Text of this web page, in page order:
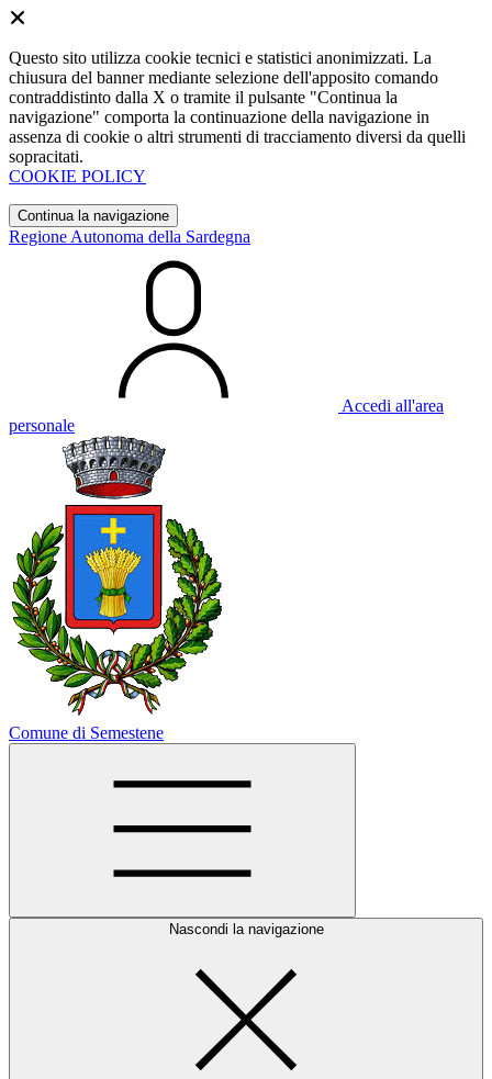
Questo sito utilizza cookie tecnici e statistici anonimizzati. La
chiusura del banner mediante selezione dell'apposito comando
contraddistinto dalla X o tramite il pulsante "Continua la
navigazione" comporta la continuazione della navigazione in
assenza di cookie o altri strumenti di tracciamento diversi da quelli
sopracitati.
COOKIE POLICY
Continua la navigazione
Regione Autonoma della Sardegna
Accedi all'area
personale
Comune di Semestene
Nascondi la navigazione